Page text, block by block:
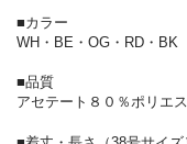
■カラー
WH・BE・OG・RD・BK
■品質
アセテート８０％ポリエ